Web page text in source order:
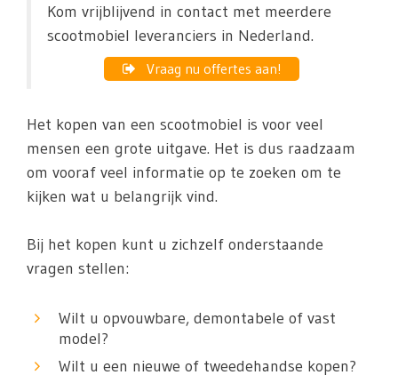
Kom vrijblijvend in contact met meerdere
scootmobiel leveranciers in Nederland.
Vraag nu offertes aan!
Het kopen van een scootmobiel is voor veel
mensen een grote uitgave. Het is dus raadzaam
om vooraf veel informatie op te zoeken om te
kijken wat u belangrijk vind.
Bij het kopen kunt u zichzelf onderstaande
vragen stellen:
Wilt u opvouwbare, demontabele of vast
model?
Wilt u een nieuwe of tweedehandse kopen?